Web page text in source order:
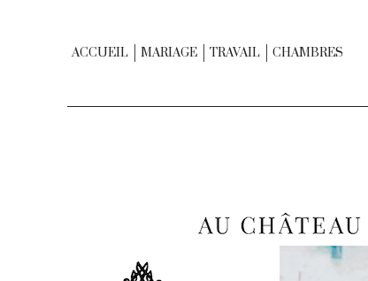
ACCUEIL MARIAGE TRAVAIL CHAMBRES